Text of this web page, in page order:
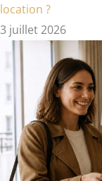
location ?
3 juillet 2026